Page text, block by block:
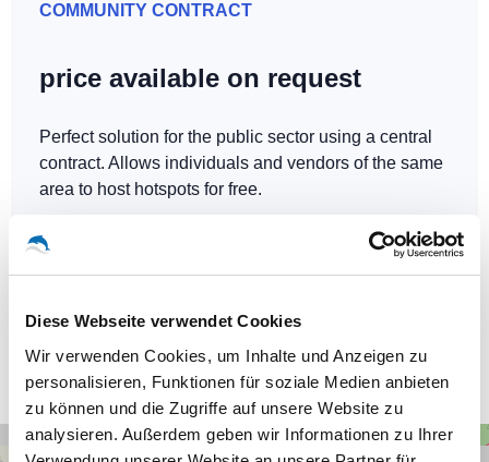
Diese Webseite verwendet Cookies
Wir verwenden Cookies, um Inhalte und Anzeigen zu
personalisieren, Funktionen für soziale Medien anbieten
zu können und die Zugriffe auf unsere Website zu
analysieren. Außerdem geben wir Informationen zu Ihrer
COMMUNITY CONTRACT
price available on request
Perfect solution for the public sector using a central
contract. Allows individuals and vendors of the same
area to host hotspots for free.
Our WLAN-Hotspots in Ortrand
+